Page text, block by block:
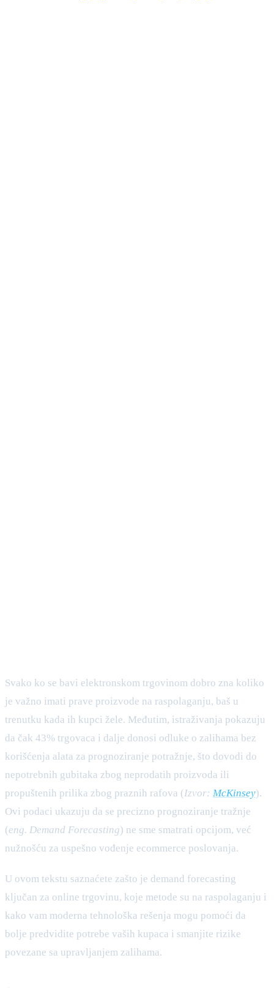
Svako ko se bavi elektronskom trgovinom dobro zna koliko
je važno imati prave proizvode na raspolaganju, baš u
trenutku kada ih kupci žele. Međutim, istraživanja pokazuju
da čak 43% trgovaca i dalje donosi odluke o zalihama bez
korišćenja alata za prognoziranje potražnje, što dovodi do
nepotrebnih gubitaka zbog neprodatih proizvoda ili
propuštenih prilika zbog praznih rafova (Izvor: McKinsey).
Ovi podaci ukazuju da se precizno prognoziranje tražnje
(eng. Demand Forecasting) ne sme smatrati opcijom, već
nužnošću za uspešno vođenje ecommerce poslovanja.
U ovom tekstu saznaćete zašto je demand forecasting
ključan za online trgovinu, koje metode su na raspolaganju i
kako vam moderna tehnološka rešenja mogu pomoći da
bolje predvidite potrebe vaših kupaca i smanjite rizike
povezane sa upravljanjem zalihama.